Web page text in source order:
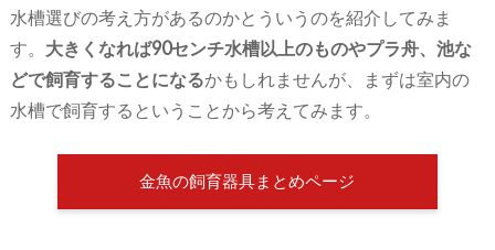
水槽選びの考え方があるのかとういうのを紹介してみま
す。 大きくなれば90センチ水槽以上のものやプラ舟、池な
どで飼育することになるかもしれませんが、まずは室内の
水槽で飼育するということから考えてみます。
金魚の飼育器具まとめページ